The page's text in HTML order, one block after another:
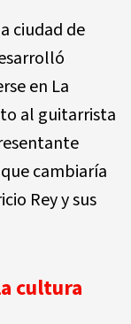
ciudad de
en La
al guitarrista
cambiaría
Rey y sus
cultura